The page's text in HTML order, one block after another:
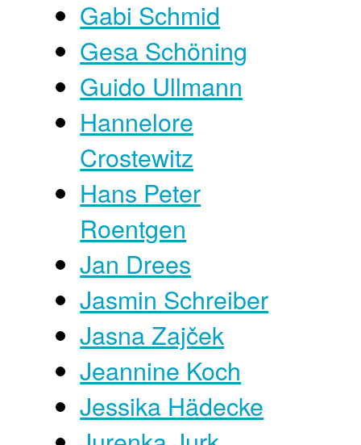
Gabi Schmid
Gesa Schöning
Guido Ullmann
Hannelore
Crostewitz
Hans Peter
Roentgen
Jan Drees
Jasmin Schreiber
Jasna Zajček
Jeannine Koch
Jessika Hädecke